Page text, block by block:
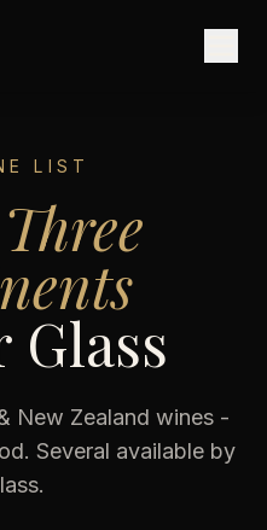
LIST
Three
Glass
New Zealand wines -
Several available by